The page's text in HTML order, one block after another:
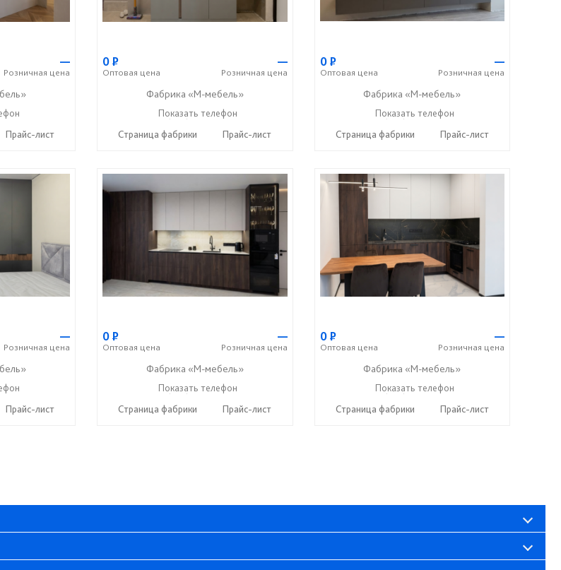
—
Розничная цена
19
Прайс-лист
0Р
Оптовая цена
—
Розничная цена
Фабрика «М-мебель»
+7 (902) 349-19-19
Показать телефон
Страница фабрики
Прайс-лист
0Р
Оптовая цена
—
Розничная цена
Фабрика «М-мебель»
+7 (902) 349-19-19
Показать телефон
Страница фабрики
Прайс-лист
—
Розничная цена
19
Прайс-лист
0Р
Оптовая цена
—
Розничная цена
Фабрика «М-мебель»
+7 (902) 349-19-19
Показать телефон
Страница фабрики
Прайс-лист
0Р
Оптовая цена
—
Розничная цена
Фабрика «М-мебель»
+7 (902) 349-19-19
Показать телефон
Страница фабрики
Прайс-лист